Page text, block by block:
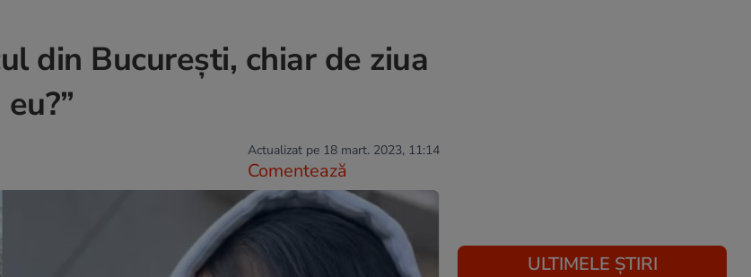
din București, chiar de ziua
Actualizat pe 18 mart. 2023, 11:14
Comentează
ULTIMELE ȘTIRI